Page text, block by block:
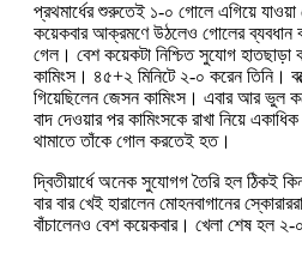
প্রথমার্ধের শুরুতেই ১-০ গোলে এগিয়ে যাওয়া
কয়েকবার আক্রমণে উঠলেও গোলের ব্যবধান
গেল। বেশ কয়েকটা নিশ্চিত সুযোগ
কামিংস। ৪৫+২ মিনিটে ২-০ করেন তিনি।
গিয়েছিলেন জেসন কামিংস। এবার আর ভুল
বাদ দেওয়ার পর কামিংসকে রাখা নিয়ে
থামাতে তাঁকে গোল করতেই হত।
দ্বিতীয়ার্ধে অনেক সুযোগগ তৈরি হল ঠিকই
বার বার খেই হারালেন মোহনবাগানের
বাঁচালেনও বেশ কয়েকবার। খেলা শেষ হল